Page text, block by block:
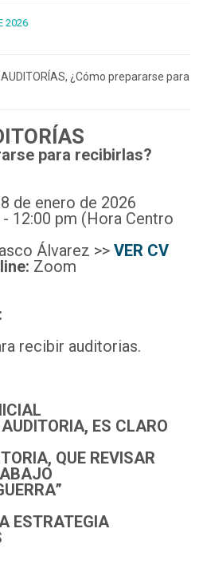
2026
para recibirlas?
de enero de 2026
- 12:00 pm (Hora Centro
Álvarez >> VER CV
Zoom
recibir auditorias.
ES CLARO
QUE REVISAR
ESTRATEGIA